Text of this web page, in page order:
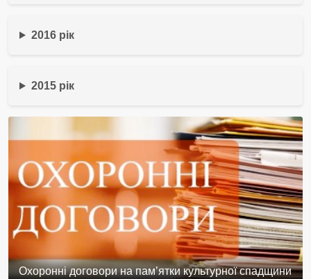
2016 рік
2015 рік
Охоронні договори на пам’ятки культурної спадщини